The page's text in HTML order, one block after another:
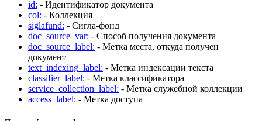
id: - Идентификатор документа
col: - Коллекция
siglafund: - Сигла-фонд
doc_source_var: - Способ получения документа
doc_source_label: - Метка места, откуда получен
документ
text_indexing_label: - Метка индексации текста
classifier_label: - Метка классификатора
service_collection_label: - Метка служебной коллекции
access_label: - Метка доступа